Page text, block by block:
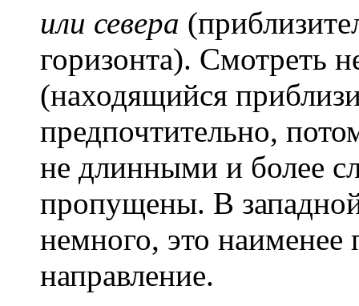
или севера
горизонта). Смотреть
(находящийся
предпочтительно,
не длинными и более
пропущены. В
немного, это наименее
направление.